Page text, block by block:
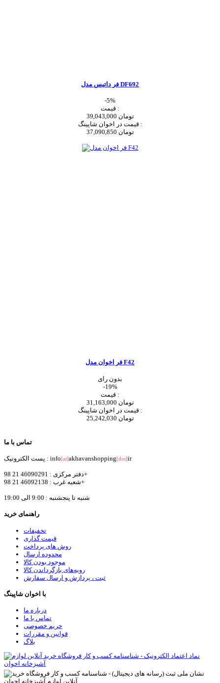
فر داتیس مدل DF692
-5%
قیمت :
39,043,000 تومان
قیمت در اخوان شاپینگ :
37,090,850 تومان
فر اخوان مدل F42
بدون رای
-19%
قیمت :
31,163,000 تومان
قیمت در اخوان شاپینگ :
25,242,030 تومان
تماس با ما
پست الکترونیک : info[at]akhavanshopping[dot]ir
دفتر مرکزی : 46090291 21 98+
شعبه غرب : 46092138 21 98+
شنبه تا پنجشنبه : 9:00 الی 19:00
راهنمای خرید
تخفیفات
قیمت گذاری
روش های پرداخت
محدوده ارسال
موجود بودن کالا
رویه‌های بازگرداندن کالا
ثبت ، پردازش و ارسال سفارش
با اخوان شاپینگ
درباره ما
تماس با ما
حریم خصوصی
قوانین و مقررات
بلاگ